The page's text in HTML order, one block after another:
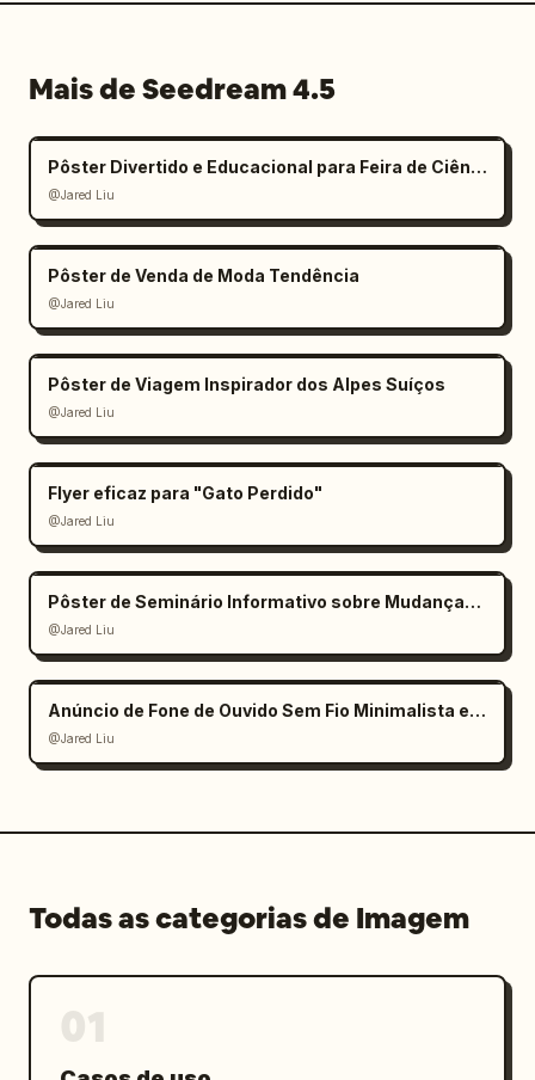
Mais de Seedream 4.5
Pôster Divertido e Educacional para Feira de Ciências Infantil
@Jared Liu
Pôster de Venda de Moda Tendência
@Jared Liu
Pôster de Viagem Inspirador dos Alpes Suíços
@Jared Liu
Flyer eficaz para "Gato Perdido"
@Jared Liu
Pôster de Seminário Informativo sobre Mudanças Climáticas
@Jared Liu
Anúncio de Fone de Ouvido Sem Fio Minimalista e Elegante
@Jared Liu
Todas as categorias de Imagem